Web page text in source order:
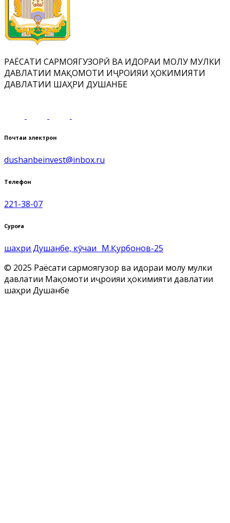
РАЁСАТИ САРМОЯГУЗОРӢ ВА ИДОРАИ МОЛУ МУЛКИ
ДАВЛАТИИ МАҚОМОТИ ИҶРОИЯИ ҲОКИМИЯТИ
ДАВЛАТИИ ШАҲРИ ДУШАНБЕ
Почтаи электронӣ
dushanbeinvest@inbox.ru
Телефон
221-38-07
Суроға
шаҳри Душанбе, кӯчаи М.Қурбонов-25
© 2025 Раёсати сармоягузорӣ ва идораи молу мулки
давлатии Мақомоти иҷроияи ҳокимияти давлатии
шаҳри Душанбе